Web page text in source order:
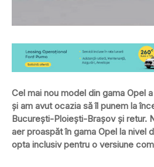
Cel mai nou model din gama Opel
și am avut ocazia să îl punem la
București-Ploiești-Brașov și retur.
aer proaspăt în gama Opel la nivel
opta inclusiv pentru o versiune